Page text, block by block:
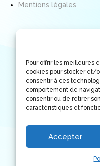
Pour offrir les meilleures
cookies pour stocker et/
consentir à ces
comportement de
consentir ou de retirer
caractéristiques et
Accepter
Mentions légales